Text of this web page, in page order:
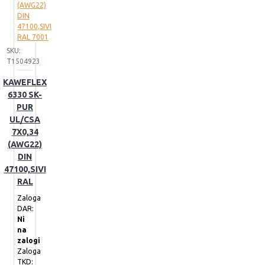
SKU:
T1504923
KAWEFLEX
6330 SK-
PUR
UL/CSA
7X0,34
(AWG22)
DIN
47100,SIVI
RAL
Zaloga
DAR:
Ni
na
zalogi
Zaloga
TKD: